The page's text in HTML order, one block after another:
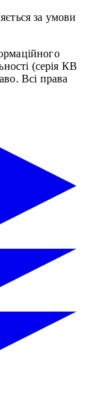
за умови
(серія КВ
Всі права